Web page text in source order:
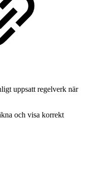
uppsatt regelverk när
och visa korrekt